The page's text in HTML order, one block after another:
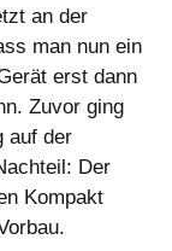
an der
man nun ein
erst dann
Zuvor ging
auf der
Der
Kompakt